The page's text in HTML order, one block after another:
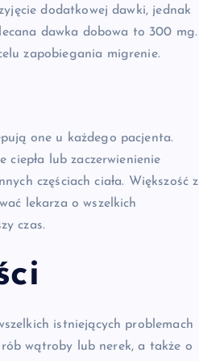
dodatkowej dawki, jednak
dawka dobowa to 300 mg.
zapobiegania migrenie.
one u każdego pacjenta.
ciepła lub zaczerwienienie
częściach ciała. Większość z
lekarza o wszelkich
czas.
istniejących problemach
wątroby lub nerek, a także o